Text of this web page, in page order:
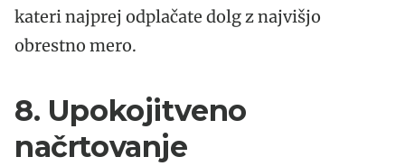
kateri najprej odplačate dolg z najvišjo
obrestno mero.
8. Upokojitveno
načrtovanje